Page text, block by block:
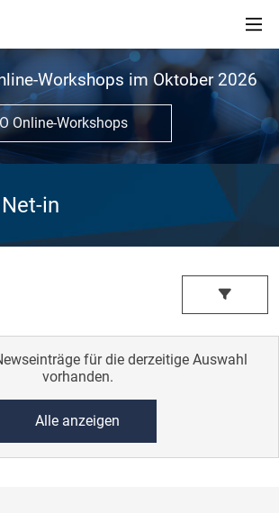
Workshops im Oktober 2026
Online-Workshops
in
für die derzeitige Auswahl
vorhanden.
Alle anzeigen